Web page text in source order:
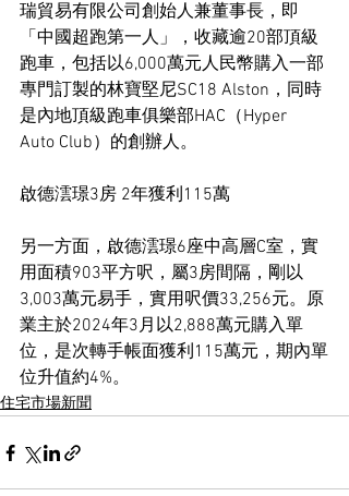
瑞貿易有限公司創始人兼董事長，即
「中國超跑第一人」，收藏逾20部頂級
跑車，包括以6,000萬元人民幣購入一部
專門訂製的林寶堅尼SC18 Alston，同時
是內地頂級跑車俱樂部HAC（Hyper
Auto Club）的創辦人。
啟德澐璟3房 2年獲利115萬
另一方面，啟德澐璟6座中高層C室，實
用面積903平方呎，屬3房間隔，剛以
3,003萬元易手，實用呎價33,256元。原
業主於2024年3月以2,888萬元購入單
位，是次轉手帳面獲利115萬元，期內單
位升值約4%。
住宅市場新聞